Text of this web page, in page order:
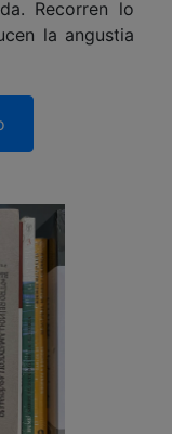
Recorren lo
la angustia